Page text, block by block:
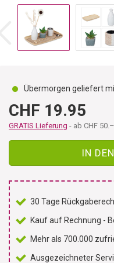
Übermorgen geliefert
CHF 19.95
GRATIS Lieferung - ab CHF
IN
30 Tage
Kauf auf Rechnung -
Mehr als 700.000
Ausgezeichneter